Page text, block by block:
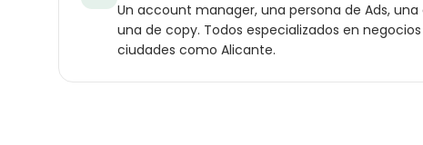
Un account manager, una persona de Ads, una
una de copy. Todos especializados en
ciudades como Alicante.